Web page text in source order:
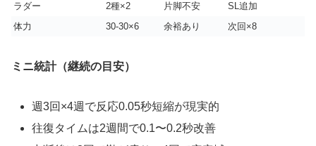
ラダー
2種×2 片脚不安
SL追加
体力
30-30×6 余裕あり 次回×8
ミニ統計（継続の目安）
週3回×4週で反応0.05秒短縮が現実的
往復タイムは2週間で0.1〜0.2秒改善